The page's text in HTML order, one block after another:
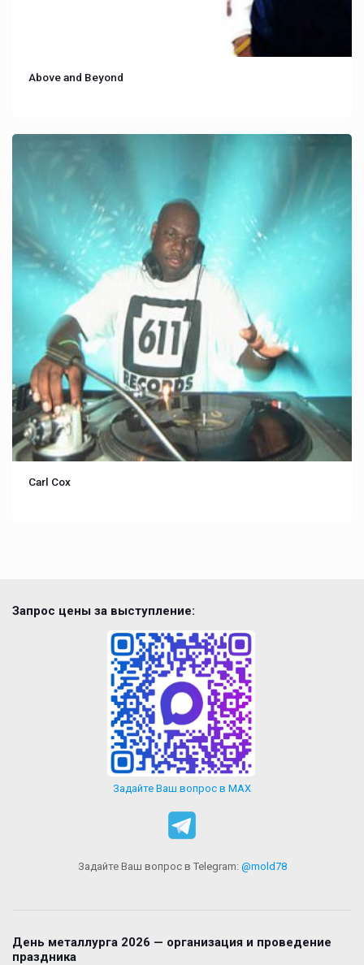
Above and Beyond
Carl Cox
Запрос цены за выступление:
Задайте Ваш вопрос в MAX
Задайте Ваш вопрос в Telegram: @mold78
День металлурга 2026 — организация и проведение
праздника